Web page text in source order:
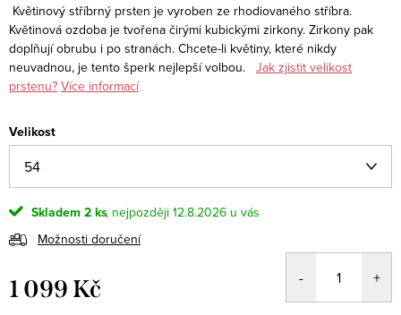
Květinový stříbrný prsten je vyroben ze rhodiovaného stříbra.
Květinová ozdoba je tvořena čirými kubickými zirkony. Zirkony pak
doplňují obrubu i po stranách. Chcete-li květiny, které nikdy
neuvadnou, je tento šperk nejlepší volbou. Jak zjistit velikost
prstenu? Více informací
Velikost
Skladem 2 ks
12.8.2026
Možnosti doručení
1 099 Kč